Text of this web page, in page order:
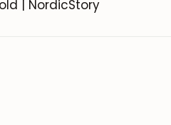
| NordicStory